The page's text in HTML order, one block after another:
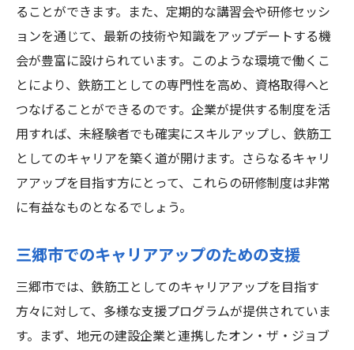
ることができます。また、定期的な講習会や研修セッシ
ョンを通じて、最新の技術や知識をアップデートする機
会が豊富に設けられています。このような環境で働くこ
とにより、鉄筋工としての専門性を高め、資格取得へと
つなげることができるのです。企業が提供する制度を活
用すれば、未経験者でも確実にスキルアップし、鉄筋工
としてのキャリアを築く道が開けます。さらなるキャリ
アアップを目指す方にとって、これらの研修制度は非常
に有益なものとなるでしょう。
三郷市でのキャリアアップのための支援
三郷市では、鉄筋工としてのキャリアアップを目指す
方々に対して、多様な支援プログラムが提供されていま
す。まず、地元の建設企業と連携したオン・ザ・ジョブ